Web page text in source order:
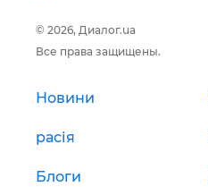
© 2026, Диалог.ua
Все права защищены.
Новини
расія
Блоги